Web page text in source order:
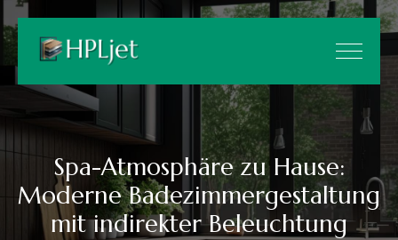
Spa-Atmosphäre zu Hause:
Moderne Badezimmergestaltung
mit indirekter Beleuchtung